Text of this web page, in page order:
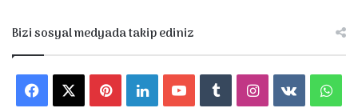
Bizi sosyal medyada takip ediniz
Facebook PinterestLinkedInYouTubeTumblrInstagram
vk.com